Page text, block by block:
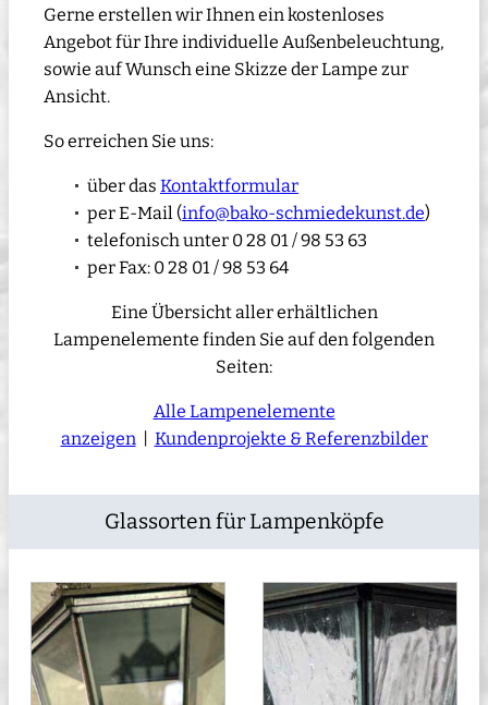
Gerne erstellen wir Ihnen ein kostenloses
Angebot für Ihre individuelle Außenbeleuchtung,
sowie auf Wunsch eine Skizze der Lampe zur
Ansicht.
So erreichen Sie uns:
über das Kontaktformular
per E-Mail (info@bako-schmiedekunst.de)
telefonisch unter 0 28 01 / 98 53 63
per Fax: 0 28 01 / 98 53 64
Eine Übersicht aller erhältlichen
Lampenelemente finden Sie auf den folgenden
Seiten:
Alle Lampenelemente
anzeigen| Kundenprojekte & Referenzbilder
Glassorten für Lampenköpfe